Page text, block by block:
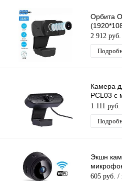
Орбита
2 912 руб.
Камера
PCL03 с
камера
1 111 руб.
Экшн
605 руб. /